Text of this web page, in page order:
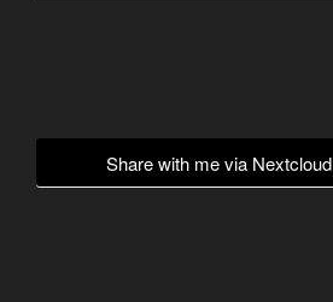
Share with me via Nextcloud